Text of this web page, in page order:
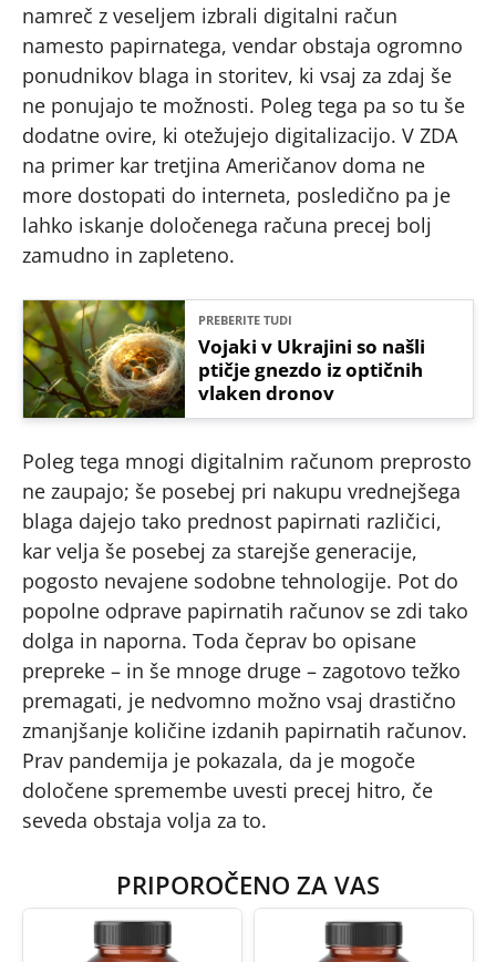
namreč z veseljem izbrali digitalni račun
namesto papirnatega, vendar obstaja ogromno
ponudnikov blaga in storitev, ki vsaj za zdaj še
ne ponujajo te možnosti. Poleg tega pa so tu še
dodatne ovire, ki otežujejo digitalizacijo. V ZDA
na primer kar tretjina Američanov doma ne
more dostopati do interneta, posledično pa je
lahko iskanje določenega računa precej bolj
zamudno in zapleteno.
PREBERITE TUDI
Vojaki v Ukrajini so našli
ptičje gnezdo iz optičnih
vlaken dronov
Poleg tega mnogi digitalnim računom preprosto
ne zaupajo; še posebej pri nakupu vrednejšega
blaga dajejo tako prednost papirnati različici,
kar velja še posebej za starejše generacije,
pogosto nevajene sodobne tehnologije. Pot do
popolne odprave papirnatih računov se zdi tako
dolga in naporna. Toda čeprav bo opisane
prepreke – in še mnoge druge – zagotovo težko
premagati, je nedvomno možno vsaj drastično
zmanjšanje količine izdanih papirnatih računov.
Prav pandemija je pokazala, da je mogoče
določene spremembe uvesti precej hitro, če
seveda obstaja volja za to.
PRIPOROČENO ZA VAS